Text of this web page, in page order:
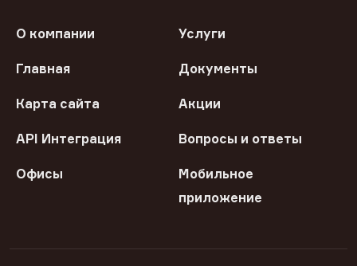
О компании Услуги
Главная Документы
Карта сайта Акции
API Интеграция Вопросы и ответы
Офисы
Мобильное
приложение